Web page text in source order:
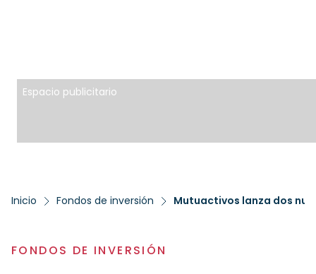
Espacio publicitario
Inicio Fondos de inversión Mutuactivos lanza dos
FONDOS DE INVERSIÓN